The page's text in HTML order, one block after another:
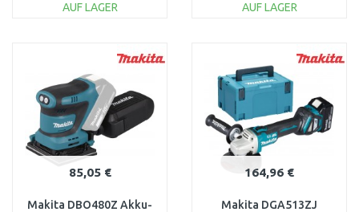
AUF LAGER
Vergleichen
AUF LAGER
Vergleichen
85,05 €
Makita DBO480Z Akku-
164,96 €
Makita DGA513ZJ